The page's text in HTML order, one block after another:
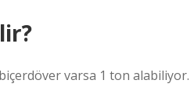
varsa 1 ton alabiliyor.